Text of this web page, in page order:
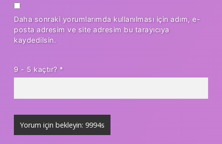
Daha sonraki yorumlarımda kullanılması için adım, e-
posta adresim ve site adresim bu tarayıcıya
kaydedilsin.
9 - 5 kaçtır? *